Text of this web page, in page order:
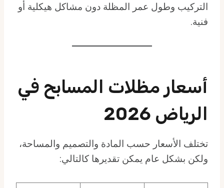
التركيب وطول عمر المظلة دون مشاكل هيكلية أو
فنية.
أسعار مظلات المسابح في
الرياض 2026
تختلف الأسعار حسب المادة والتصميم والمساحة،
ولكن بشكل عام يمكن تقديرها كالتالي: